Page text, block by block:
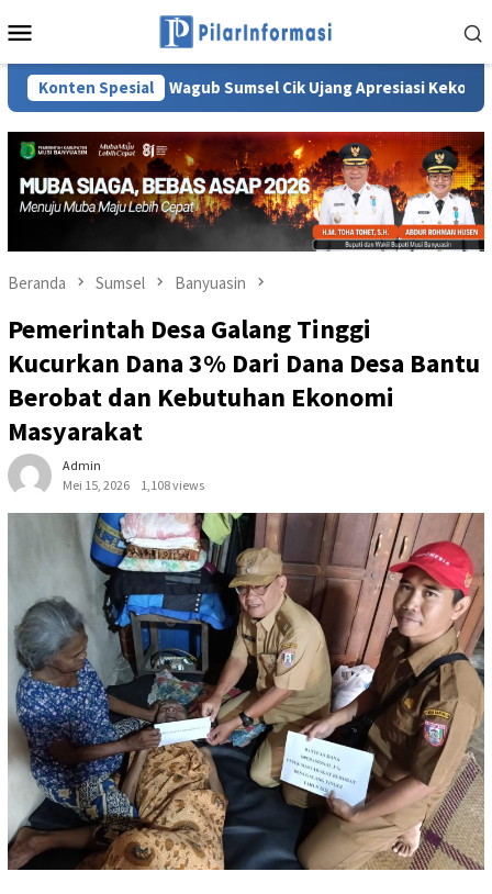
ke
Mobile
Konten Spesial
Wagub Sumsel Cik Ujang Apresiasi Kekompakan Warga
Beranda Sumsel Banyuasin
Pemerintah Desa Galang Tinggi
Kucurkan Dana 3% Dari Dana Desa Bantu
Berobat dan Kebutuhan Ekonomi
Masyarakat
Admin
Mei 15, 2026
1,108 views